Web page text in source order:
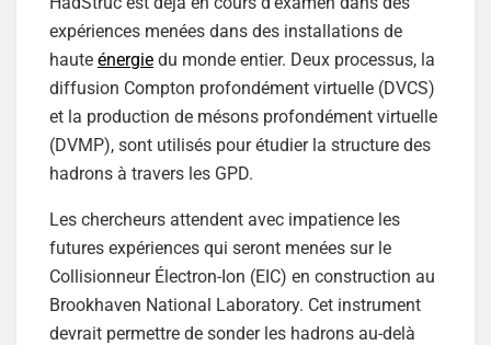
expériences menées dans des installations de
haute énergie du monde entier. Deux processus, la
diffusion Compton profondément virtuelle (DVCS)
et la production de mésons profondément virtuelle
(DVMP), sont utilisés pour étudier la structure des
hadrons à travers les GPD.
Les chercheurs attendent avec impatience les
futures expériences qui seront menées sur le
Collisionneur Électron-Ion (EIC) en construction au
Brookhaven National Laboratory. Cet instrument
devrait permettre de sonder les hadrons au-delà